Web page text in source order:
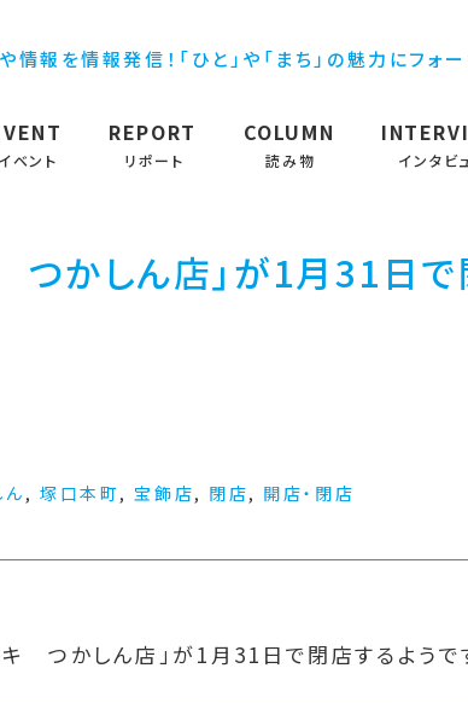
情報を情報発信！「ひと」や「まち」の魅力にフォ
イベント
REPORT
リポート
COLUMN
読み物 インタビ
つかしん店」が1月31日
ん ,塚口本町 ,宝飾店, 閉店, 開店・閉店
つかしん店」が1月31日で閉店するようで